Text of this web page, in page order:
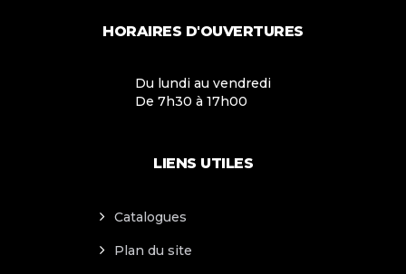
HORAIRES D'OUVERTURES
Du lundi au vendredi
De 7h30 à 17h00
LIENS UTILES
Catalogues
Plan du site